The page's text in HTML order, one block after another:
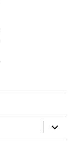
öffnen